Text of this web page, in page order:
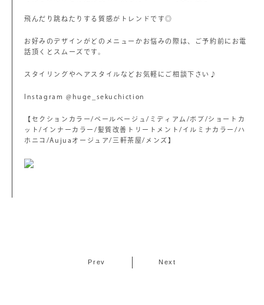
飛んだり跳ねたりする質感がトレンドです◎
お好みのデザインがどのメニューかお悩みの際は、ご予約前にお電
話頂くとスムーズです。
スタイリングやヘアスタイルなどお気軽にご相談下さい♪
Instagram @huge_sekuchiction
【セクションカラー/ペールベージュ/ミディアム/ボブ/ショートカ
ット/インナーカラー/髪質改善トリートメント/イルミナカラー/ハ
ホニコ/Aujuaオージュア/三軒茶屋/メンズ】
Prev Next